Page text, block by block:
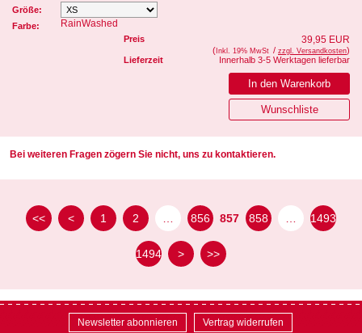
Größe:
Farbe:
RainWashed
Preis 39,95 EUR
( Inkl. 19% MwSt / zzgl. Versandkosten)
Lieferzeit
Innerhalb 3-5 Werktagen lieferbar
Bei weiteren Fragen zögern Sie nicht, uns zu kontaktieren.
<< < 1 2 856 857 858 1493
1494 > >>
Newsletter abonnieren Vertrag widerrufen